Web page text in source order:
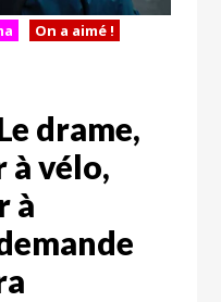
On a aimé !
drame,
à vélo,
à